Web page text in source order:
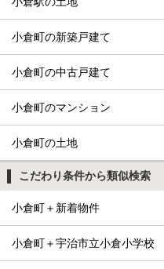
小倉町の新築戸建て
小倉町の中古戸建て
小倉町のマンション
小倉町の土地
こだわり条件から類似検索
小倉町＋新着物件
小倉町＋宇治市立小倉小学校